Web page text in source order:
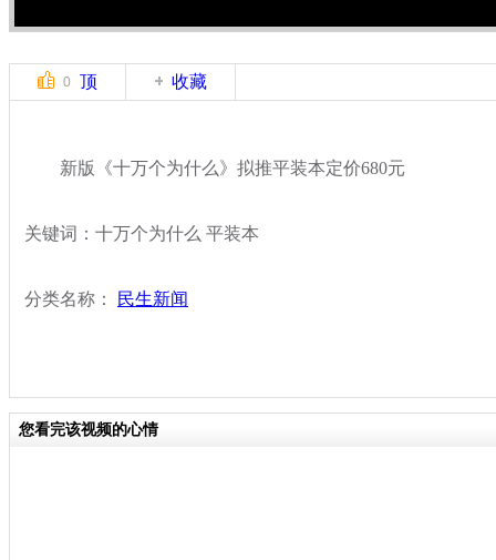
0 顶 收藏
新版《十万个为什么》拟推平装本定价680元
关键词：十万个为什么 平装本
分类名称： 民生新闻
您看完该视频的心情